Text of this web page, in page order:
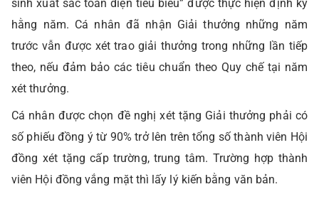
sinh xuất sắc toàn diện tiêu biểu” được thực hiện định kỳ
hằng năm. Cá nhân đã nhận Giải thưởng những năm
trước vẫn được xét trao giải thưởng trong những lần tiếp
theo, nếu đảm bảo các tiêu chuẩn theo Quy chế tại năm
xét thưởng.
Cá nhân được chọn đề nghị xét tặng Giải thưởng phải có
số phiếu đồng ý từ 90% trở lên trên tổng số thành viên Hội
đồng xét tặng cấp trường, trung tâm. Trường hợp thành
viên Hội đồng vắng mặt thì lấy lý kiến bằng văn bản.